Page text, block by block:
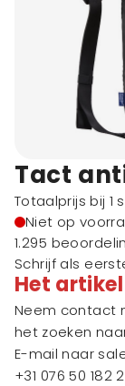
Tact
Totaalprijs bij 1
Niet op
1.295
Schrijf als
Het
Neem contact
het zoeken
E-mail naar
+31 076 50 182